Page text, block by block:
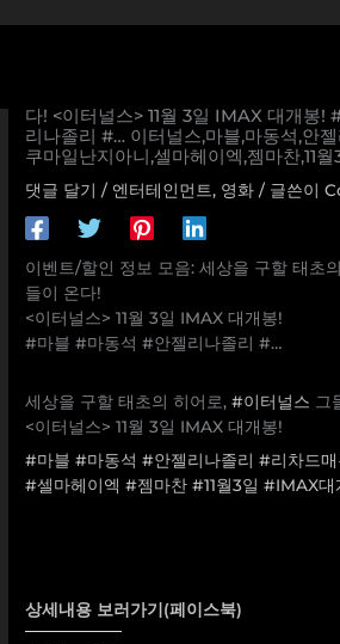
로
다! <이터널스> 11월 3일 IMAX 대개봉!
리나졸리 #… 이터널스,마블,마동석,안
쿠마일난지아니,셀마헤이엑,젬마찬,11
댓글 달기 / 엔터테인먼트, 영화 / 글쓴이
이벤트/할인 정보 모음: 세상을 구할 태초
들이 온다!
<이터널스> 11월 3일 IMAX 대개봉!
#마블 #마동석 #안젤리나졸리 #…
세상을 구할 태초의 히어로,#이터널스 그
<이터널스> 11월 3일 IMAX 대개봉!
#마블 #마동석 #안젤리나졸리 #리차드매
#셀마헤이엑 #젬마찬 #11월3일 #IMAX대
상세내용 보러가기(페이스북)